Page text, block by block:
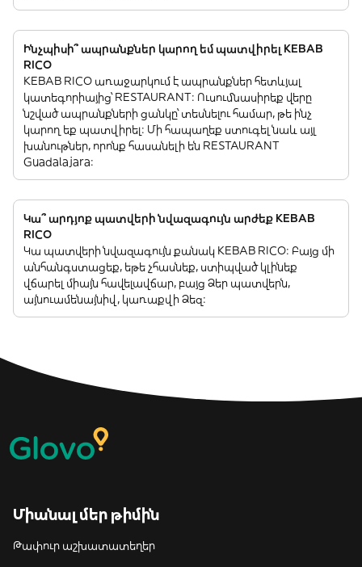
Ինչպիսի՞ ապրանքներ կարող եմ պատվիրել KEBAB
RICO
KEBAB RICO առաջարկում է ապրանքներ հետևյալ
կատեգորիայից՝ RESTAURANT: Ուսումնասիրեք վերը
նշված ապրանքների ցանկը՝ տեսնելու համար, թե ինչ
կարող եք պատվիրել: Մի հապաղեք ստուգել նաև այլ
խանութներ, որոնք հասանելի են RESTAURANT
Guadalajara:
Կա՞ արդյոք պատվերի նվազագույն արժեք KEBAB
RICO
Կա պատվերի նվազագույն քանակ KEBAB RICO: Բայց մի
անհանգստացեք, եթե չհասնեք, ստիպված կլինեք
վճարել միայն հավելավճար, բայց Ձեր պատվերն,
այնուամենայնիվ, կառաքվի Ձեզ:
Միանալ մեր թիմին
Թափուր աշխատատեղեր